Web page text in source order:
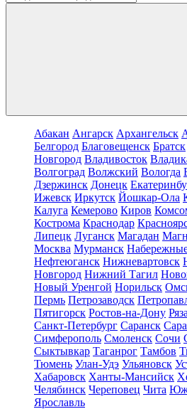
Абакан Ангарск Архангельск
Белгород Благовещенск Братск
Новгород Владивосток
Волгоград Волжский Вологда
Дзержинск Донецк
Ижевск Иркутск Йошкар-Ола
Калуга Кемерово Киров
Кострома Краснодар
Липецк Луганск Магадан
Москва Мурманск
Нефтеюганск Нижневартовск
Новгород Нижний Тагил
Новый Уренгой Норильск
Пермь Петрозаводск
Пятигорск Ростов-на-Дону
Санкт-Петербург Саранск
Симферополь Смоленск Сочи
Сыктывкар Таганрог Тамбов
Тюмень Улан-Удэ Ульяновск
Хабаровск Ханты-Мансийск
Челябинск Череповец Чита
Ярославль